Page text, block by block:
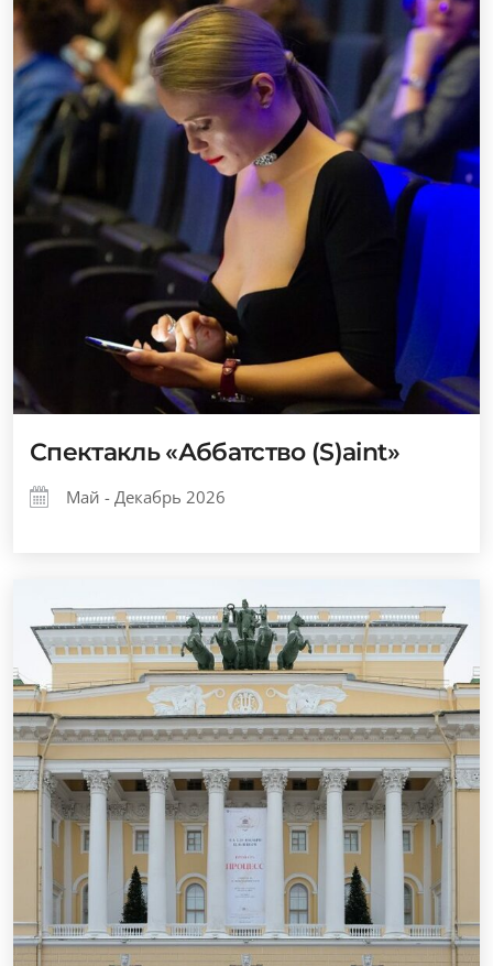
Спектакль «Аббатство (S)aint»
Май - Декабрь 2026